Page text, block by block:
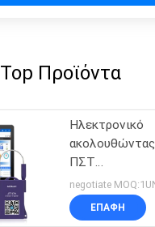
Top Προϊόντα
Ηλεκτρονικό
ΠΣΤ
2G με την
1500mAh
negotiate
ΕΠΑΦΉ